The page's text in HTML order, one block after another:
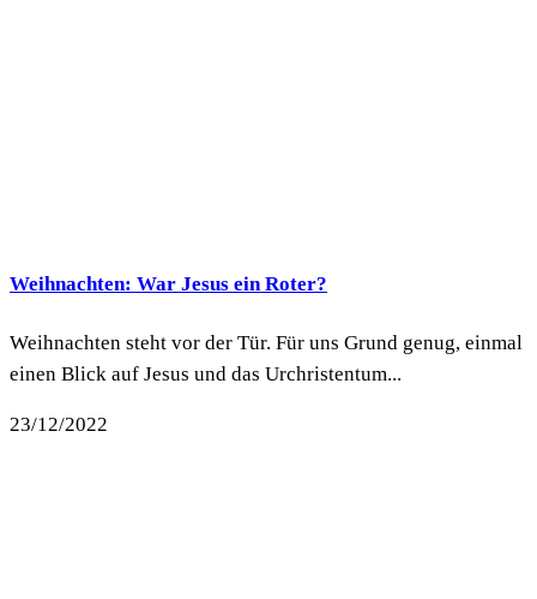
Weihnachten: War Jesus ein Roter?
Weihnachten steht vor der Tür. Für uns Grund genug, einmal
einen Blick auf Jesus und das Urchristentum...
23/12/2022